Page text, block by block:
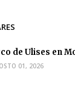
de Ulises en
01, 2026